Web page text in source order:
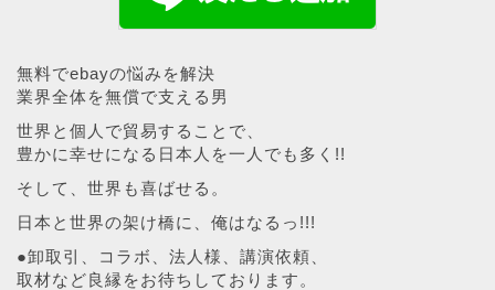
無料でebayの悩みを解決
業界全体を無償で支える男
世界と個人で貿易することで、
豊かに幸せになる日本人を一人でも多く!!
そして、世界も喜ばせる。
日本と世界の架け橋に、俺はなるっ!!!
●卸取引、コラボ、法人様、講演依頼、
取材など良縁をお待ちしております。